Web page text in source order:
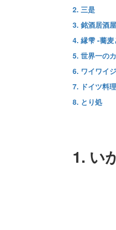
2. 三是
3. 銘酒居酒
4. 縁雫 -蕎麦
5. 世界一の
6. ワイワイ
7. ドイツ料
8. とり処
1. い